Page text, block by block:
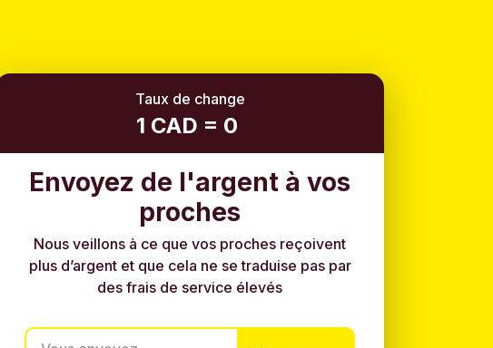
Taux de change
1 CAD = 0
Envoyez de l'argent à vos
proches
Nous veillons à ce que vos proches reçoivent
plus d’argent et que cela ne se traduise pas par
des frais de service élevés